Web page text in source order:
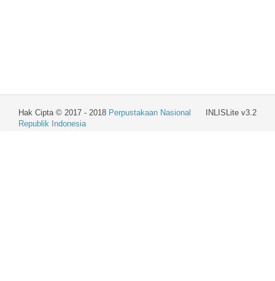
INLISLite v3.2
Hak Cipta © 2017 - 2018 Perpustakaan Nasional
Republik Indonesia